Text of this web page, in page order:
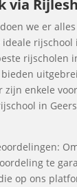
via
we er
rijschool
rijscholen
zijn enkele
in
te
op ons